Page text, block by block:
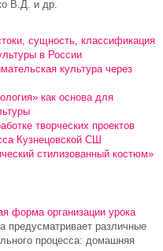
В.Д. и др.
сущность, классификация
в России
культура через
как основа для
творческих проектов
Кузнецовской СШ
стилизованный костюм»
форма организации урока
предусматривает различные
процесса: домашняя